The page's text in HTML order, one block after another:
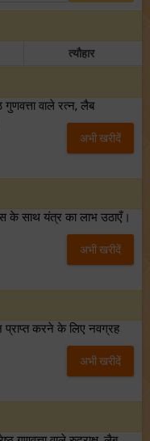
त्यौहार
वाले रत्न, लैब
अभी खरीदें
के साथ यंत्र का लाभ उठाएँ।
अभी खरीदें
करने के लिए नवग्रह
अभी खरीदें